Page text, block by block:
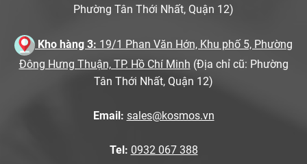
Phường Tân Thới Nhất, Quận 12)
Kho hàng 3: 19/1 Phan Văn Hớn, Khu phố 5, Phường
Đông Hưng Thuận, TP. Hồ Chí Minh (Địa chỉ cũ: Phường
Tân Thới Nhất, Quận 12)
Email: sales@kosmos.vn
Tel: 0932 067 388